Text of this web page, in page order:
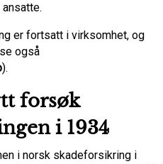
er fortsatt i virksomhet, og
også
).
forsøk
i 1934
i norsk skadeforsikring i